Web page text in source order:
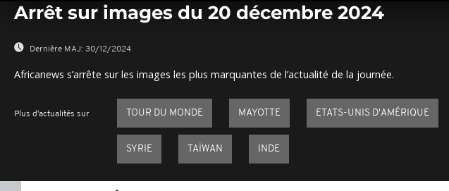
seconds
0%
Arrêt sur images du 20 décembre 2024
Dernière MAJ: 30/12/2024
Africanews s’arrête sur les images les plus marquantes de l’actualité de la journée.
Plus d'actualités sur TOUR DU MONDE MAYOTTE ETATS-UNIS D'AMÉRIQUE
SYRIE TAÏWAN INDE